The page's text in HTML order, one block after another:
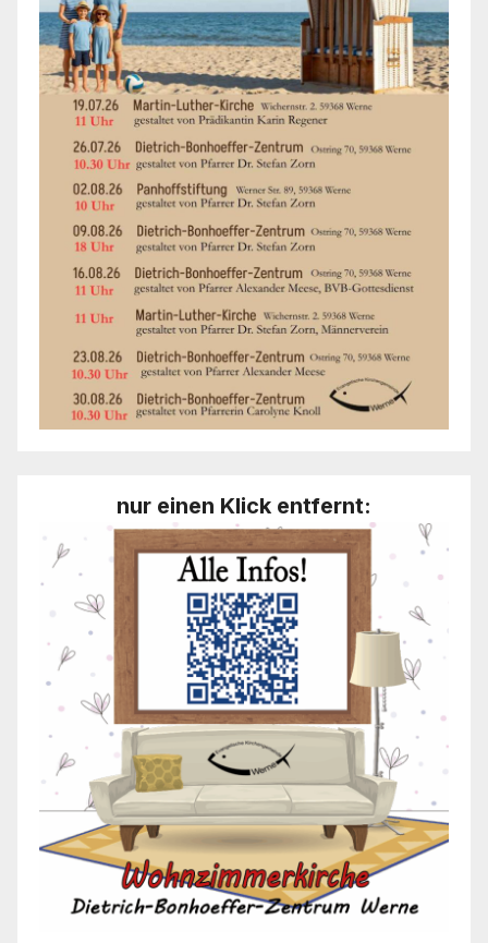
nur einen Klick entfernt: